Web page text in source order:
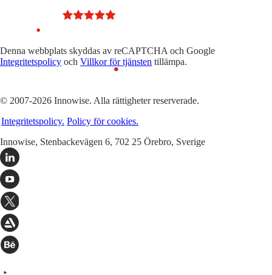
Denna webbplats skyddas av reCAPTCHA och Google
Integritetspolicy och Villkor för tjänsten tillämpa.
© 2007-2026 Innowise. Alla rättigheter reserverade.
Integritetspolicy. Policy för cookies.
Innowise, Stenbackevägen 6, 702 25 Örebro, Sverige